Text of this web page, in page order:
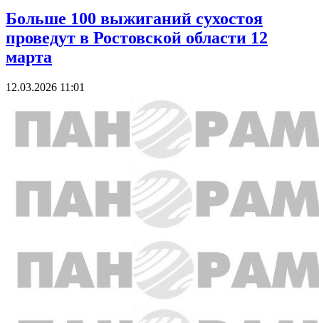
Больше 100 выжиганий сухостоя
проведут в Ростовской области 12
марта
12.03.2026 11:01